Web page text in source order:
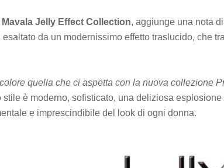
Mavala Jelly Effect Collection, aggiunge una nota
da un modernissimo effetto traslucido, che
quella che ci aspetta con la nuova collezione
stile è moderno, sofisticato, una deliziosa
e imprescindibile del look di ogni donna.